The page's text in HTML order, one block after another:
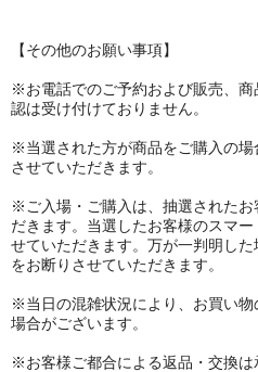
【その他のお願い事項】
※お電話でのご予約および販売、
認は受け付けておりません。
※当選された方が商品をご購入の場
させていただきます。
※ご入場・ご購入は、抽選された
だきます。当選したお客様のスマ
せていただきます。万が一判明し
をお断りさせていただきます。
※当日の混雑状況により、お買い物
場合がございます。
※お客様ご都合による返品・交換は